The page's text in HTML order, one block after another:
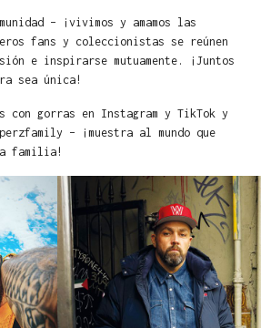
– ¡vivimos y amamos las
fans y coleccionistas se reúnen
e inspirarse mutuamente. ¡Juntos
sea única!
con gorras en Instagram y TikTok y
– ¡muestra al mundo que
familia!